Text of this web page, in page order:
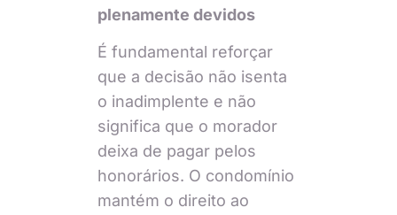
plenamente devidos
É fundamental reforçar
que a decisão não isenta
o inadimplente e não
significa que o morador
deixa de pagar pelos
honorários. O condomínio
mantém o direito ao